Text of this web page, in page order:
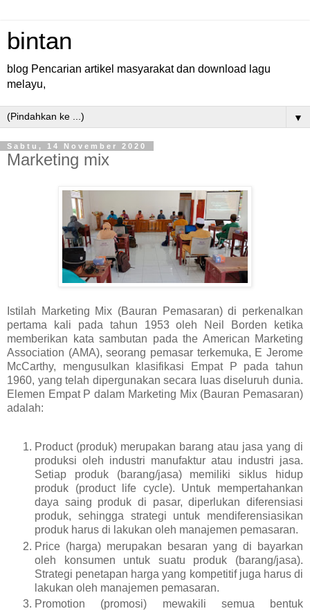
bintan
blog Pencarian artikel masyarakat dan download lagu
melayu,
▼
Sabtu, 14 November 2020
Marketing mix
Istilah Marketing Mix (Bauran Pemasaran) di perkenalkan
pertama kali pada tahun 1953 oleh Neil Borden ketika
memberikan kata sambutan pada the American Marketing
Association (AMA), seorang pemasar terkemuka, E Jerome
McCarthy, mengusulkan klasifikasi Empat P pada tahun
1960, yang telah dipergunakan secara luas diseluruh dunia.
Elemen Empat P dalam Marketing Mix (Bauran Pemasaran)
adalah:
Product (produk) merupakan barang atau jasa yang di
produksi oleh industri manufaktur atau industri jasa.
Setiap produk (barang/jasa) memiliki siklus hidup
produk (product life cycle). Untuk mempertahankan
daya saing produk di pasar, diperlukan diferensiasi
produk, sehingga strategi untuk mendiferensiasikan
produk harus di lakukan oleh manajemen pemasaran.
Price (harga) merupakan besaran yang di bayarkan
oleh konsumen untuk suatu produk (barang/jasa).
Strategi penetapan harga yang kompetitif juga harus di
lakukan oleh manajemen pemasaran.
Promotion (promosi) mewakili semua bentuk